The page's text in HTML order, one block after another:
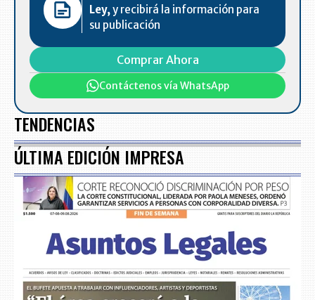
Ley,y recibirá la información para
su publicación
Comprar Ahora
Contáctenos vía WhatsApp
TENDENCIAS
ÚLTIMA EDICIÓN IMPRESA